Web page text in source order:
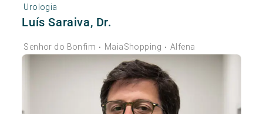
Urologia
Luís Saraiva, Dr.
Senhor do Bonfim • MaiaShopping • Alfena